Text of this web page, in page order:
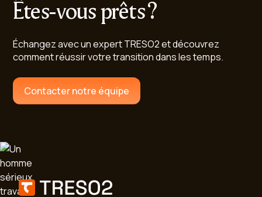
Êtes-vous prêts ?
Échangez avec un expert TRESO2 et découvrez
comment réussir votre transition dans les temps.
Contacter notre équipe